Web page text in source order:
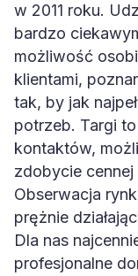
w 2011 roku.
bardzo
możliwość
klientami,
tak, by jak
potrzeb. Targi
kontaktów,
zdobycie
Obserwacja
prężnie
Dla nas
profesjonalne